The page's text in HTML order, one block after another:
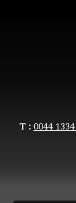
T : 0044